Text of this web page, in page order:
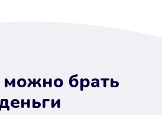
можно брать